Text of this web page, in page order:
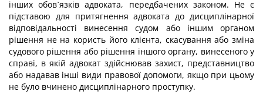
інших обов`язків адвоката, передбачених законом. Не є
підставою для притягнення адвоката до дисциплінарної
відповідальності винесення судом або іншим органом
рішення не на користь його клієнта, скасування або зміна
судового рішення або рішення іншого органу, винесеного у
справі, в якій адвокат здійснював захист, представництво
або надавав інші види правової допомоги, якщо при цьому
не було вчинено дисциплінарного проступку.